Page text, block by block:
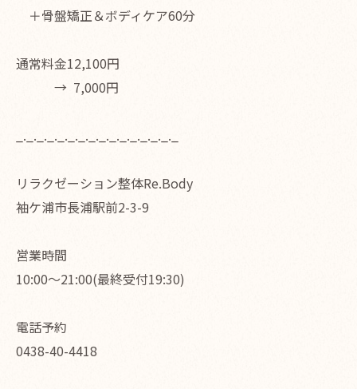
＋骨盤矯正＆ボディケア60分
通常料金12,100円
→ 7,000円
_._._._._._._._._._._._._._._._
リラクゼーション整体Re.Body
袖ケ浦市長浦駅前2-3-9
営業時間
10:00〜21:00(最終受付19:30)
電話予約
0438-40-4418